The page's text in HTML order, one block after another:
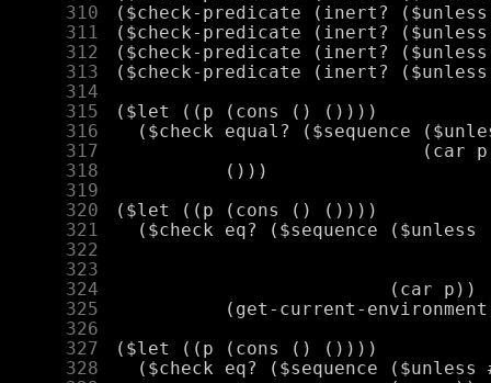
    310
    311
    312
    313
    314
    315
    316
    317
    318
    319
    320
    321
    322
    323
    324
    325
    326
    327
    328